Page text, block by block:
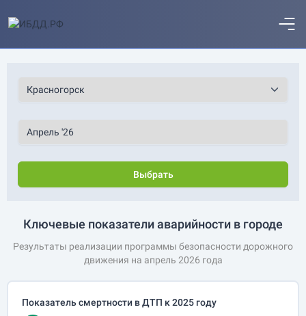
Выбрать
Ключевые показатели аварийности в городе
Результаты реализации программы безопасности дорожного
движения на апрель 2026 года
Показатель смертности в ДТП к 2025 году